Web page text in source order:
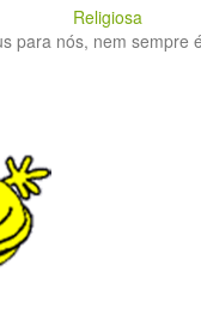
Religiosa
para nós, nem sempre